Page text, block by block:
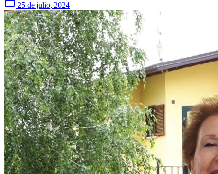
25 de julio, 2024